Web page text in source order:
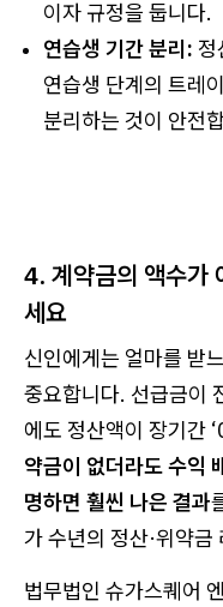
이자 규정을 둡니다.
연습생 기간 분리: 정
연습생 단계의 트레
분리하는 것이 안전
4. 계약금의 액수가
세요
신인에게는 얼마를 받
중요합니다. 선급금이
에도 정산액이 장기간
약금이 없더라도 수익
명하면 훨씬 나은 결과
가 수년의 정산·위약금
법무법인 슈가스퀘어